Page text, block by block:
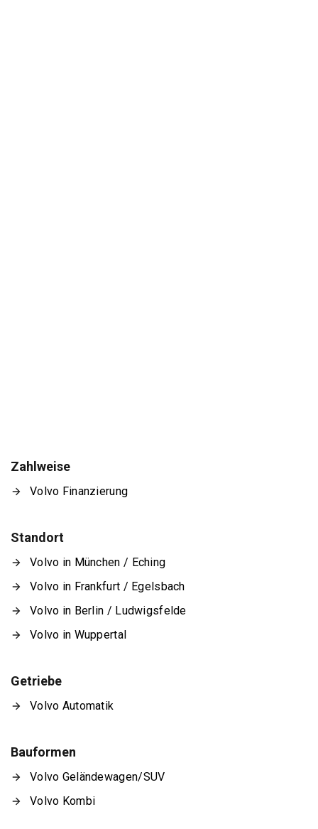
Zahlweise
Volvo Finanzierung
Standort
Volvo in München / Eching
Volvo in Frankfurt / Egelsbach
Volvo in Berlin / Ludwigsfelde
Volvo in Wuppertal
Getriebe
Volvo Automatik
Bauformen
Volvo Geländewagen/SUV
Volvo Kombi